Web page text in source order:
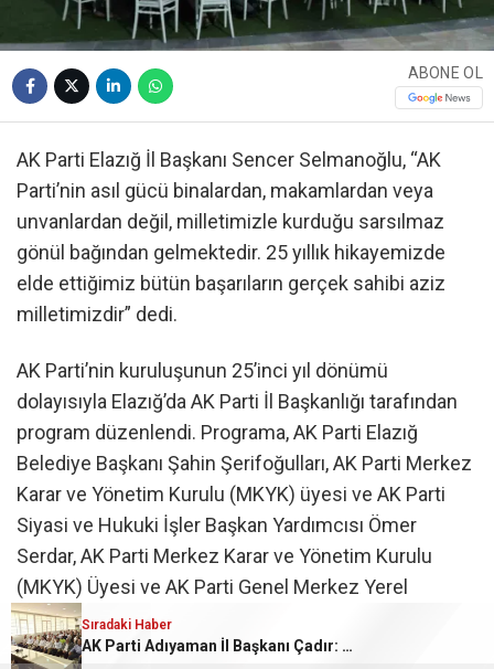
ABONE OL
AK Parti Elazığ İl Başkanı Sencer Selmanoğlu, “AK
Parti’nin asıl gücü binalardan, makamlardan veya
unvanlardan değil, milletimizle kurduğu sarsılmaz
gönül bağından gelmektedir. 25 yıllık hikayemizde
elde ettiğimiz bütün başarıların gerçek sahibi aziz
milletimizdir” dedi.
AK Parti’nin kuruluşunun 25’inci yıl dönümü
dolayısıyla Elazığ’da AK Parti İl Başkanlığı tarafından
program düzenlendi. Programa, AK Parti Elazığ
Belediye Başkanı Şahin Şerifoğulları, AK Parti Merkez
Karar ve Yönetim Kurulu (MKYK) üyesi ve AK Parti
Siyasi ve Hukuki İşler Başkan Yardımcısı Ömer
Serdar, AK Parti Merkez Karar ve Yönetim Kurulu
(MKYK) Üyesi ve AK Parti Genel Merkez Yerel
Yönetimler Başkan Yardımcısı Mücahit Yanılmaz, AK
Parti Elazığ İl Başkanı Sencer Selmanoğlu, belde
Sıradaki Haber
AK Parti Adıyaman İl Başkanı Çadır: “İlk günkü aşkla yolumuza devam ediyoruz”